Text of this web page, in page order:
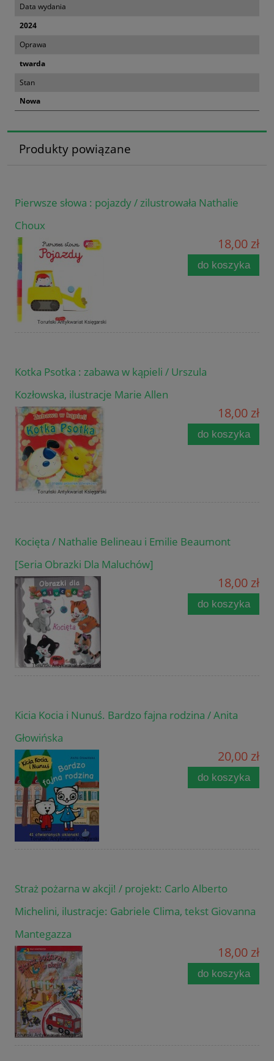
Data wydania
2024
Oprawa
twarda
Stan
Nowa
Produkty powiązane
Pierwsze słowa : pojazdy / zilustrowała Nathalie
Choux
18,00 zł
do koszyka
Kotka Psotka : zabawa w kąpieli / Urszula
Kozłowska, ilustracje Marie Allen
18,00 zł
do koszyka
Kocięta / Nathalie Belineau i Emilie Beaumont
[Seria Obrazki Dla Maluchów]
18,00 zł
do koszyka
Kicia Kocia i Nunuś. Bardzo fajna rodzina / Anita
Głowińska
20,00 zł
do koszyka
Straż pożarna w akcji! / projekt: Carlo Alberto
Michelini, ilustracje: Gabriele Clima, tekst Giovanna
Mantegazza
18,00 zł
do koszyka